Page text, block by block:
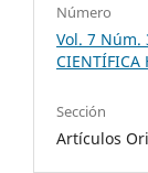
Número
Vol. 7 Núm.
CIENTÍFICA
Sección
Artículos